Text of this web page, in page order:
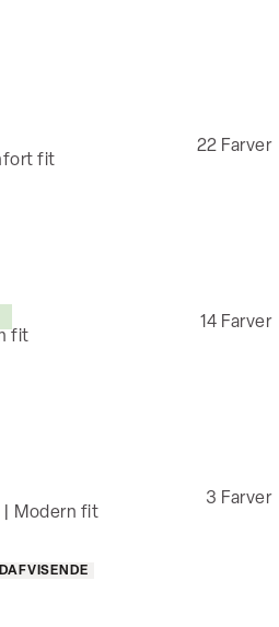
fit
22 Farver
fit
14 Farver
| Modern fit
3 Farver